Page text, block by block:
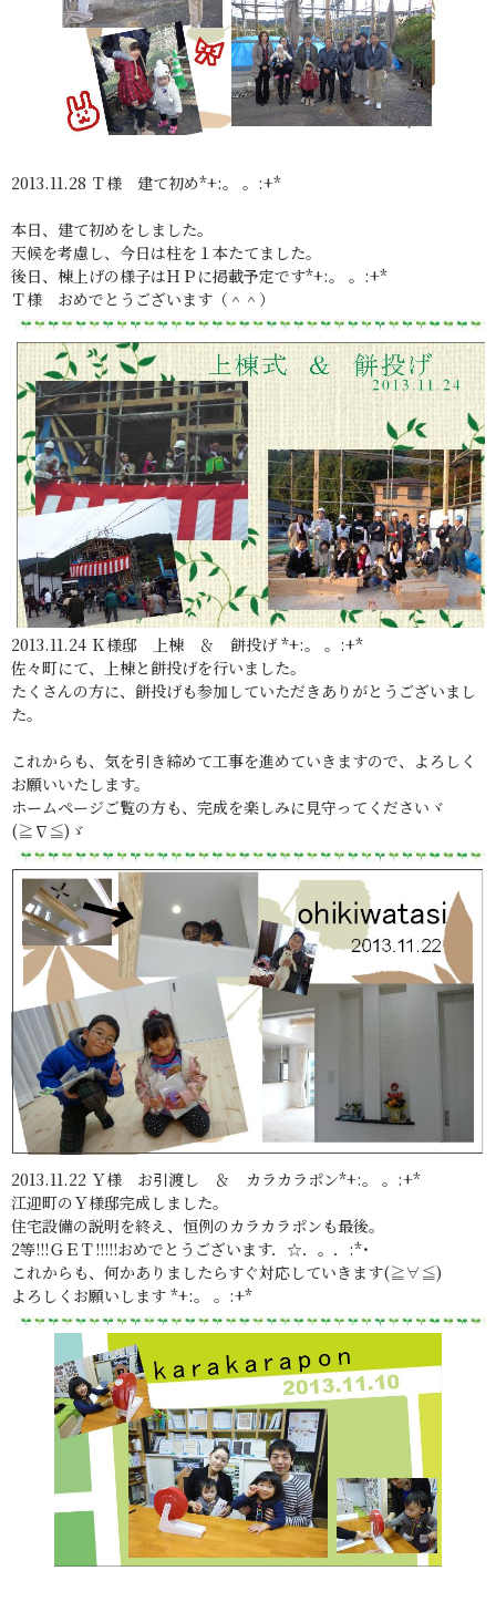
2013.11.28 Ｔ様 建て初め*+:。 。:+*
本日、建て初めをしました。
天候を考慮し、今日は柱を１本たてました。
後日、棟上げの様子はＨＰに掲載予定です*+:。 。:+*
Ｔ様 おめでとうございます（＾＾）
2013.11.24 Ｋ様邸 上棟 ＆ 餅投げ *+:。 。:+*
佐々町にて、上棟と餅投げを行いました。
たくさんの方に、餅投げも参加していただきありがとうございまし
た。
これからも、気を引き締めて工事を進めていきますので、よろしく
お願いいたします。
ホームページご覧の方も、完成を楽しみに見守ってくださいヾ
(≧∇≦)ゞ
2013.11.22 Ｙ様 お引渡し ＆ カラカラポン*+:。 。:+*
江迎町のＹ様邸完成しました。
住宅設備の説明を終え、恒例のカラカラポンも最後。
2等!!!ＧＥＴ!!!!!おめでとうございます．☆．。．:*･
これからも、何かありましたらすぐ対応していきます(≧∀≦)
よろしくお願いします *+:。 。:+*